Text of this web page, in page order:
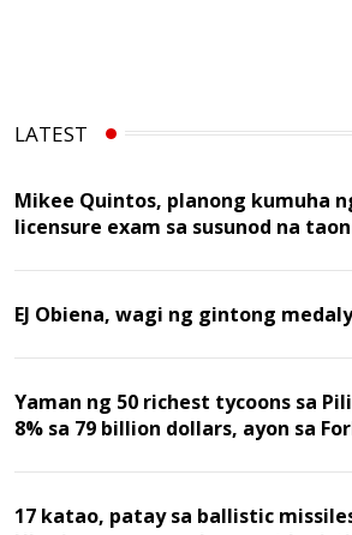
LATEST
Mikee Quintos, planong kumuha
licensure exam sa susunod na taon
EJ Obiena, wagi ng gintong
Yaman ng 50 richest tycoons sa
8% sa 79 billion dollars, ayon sa
17 katao, patay sa ballistic